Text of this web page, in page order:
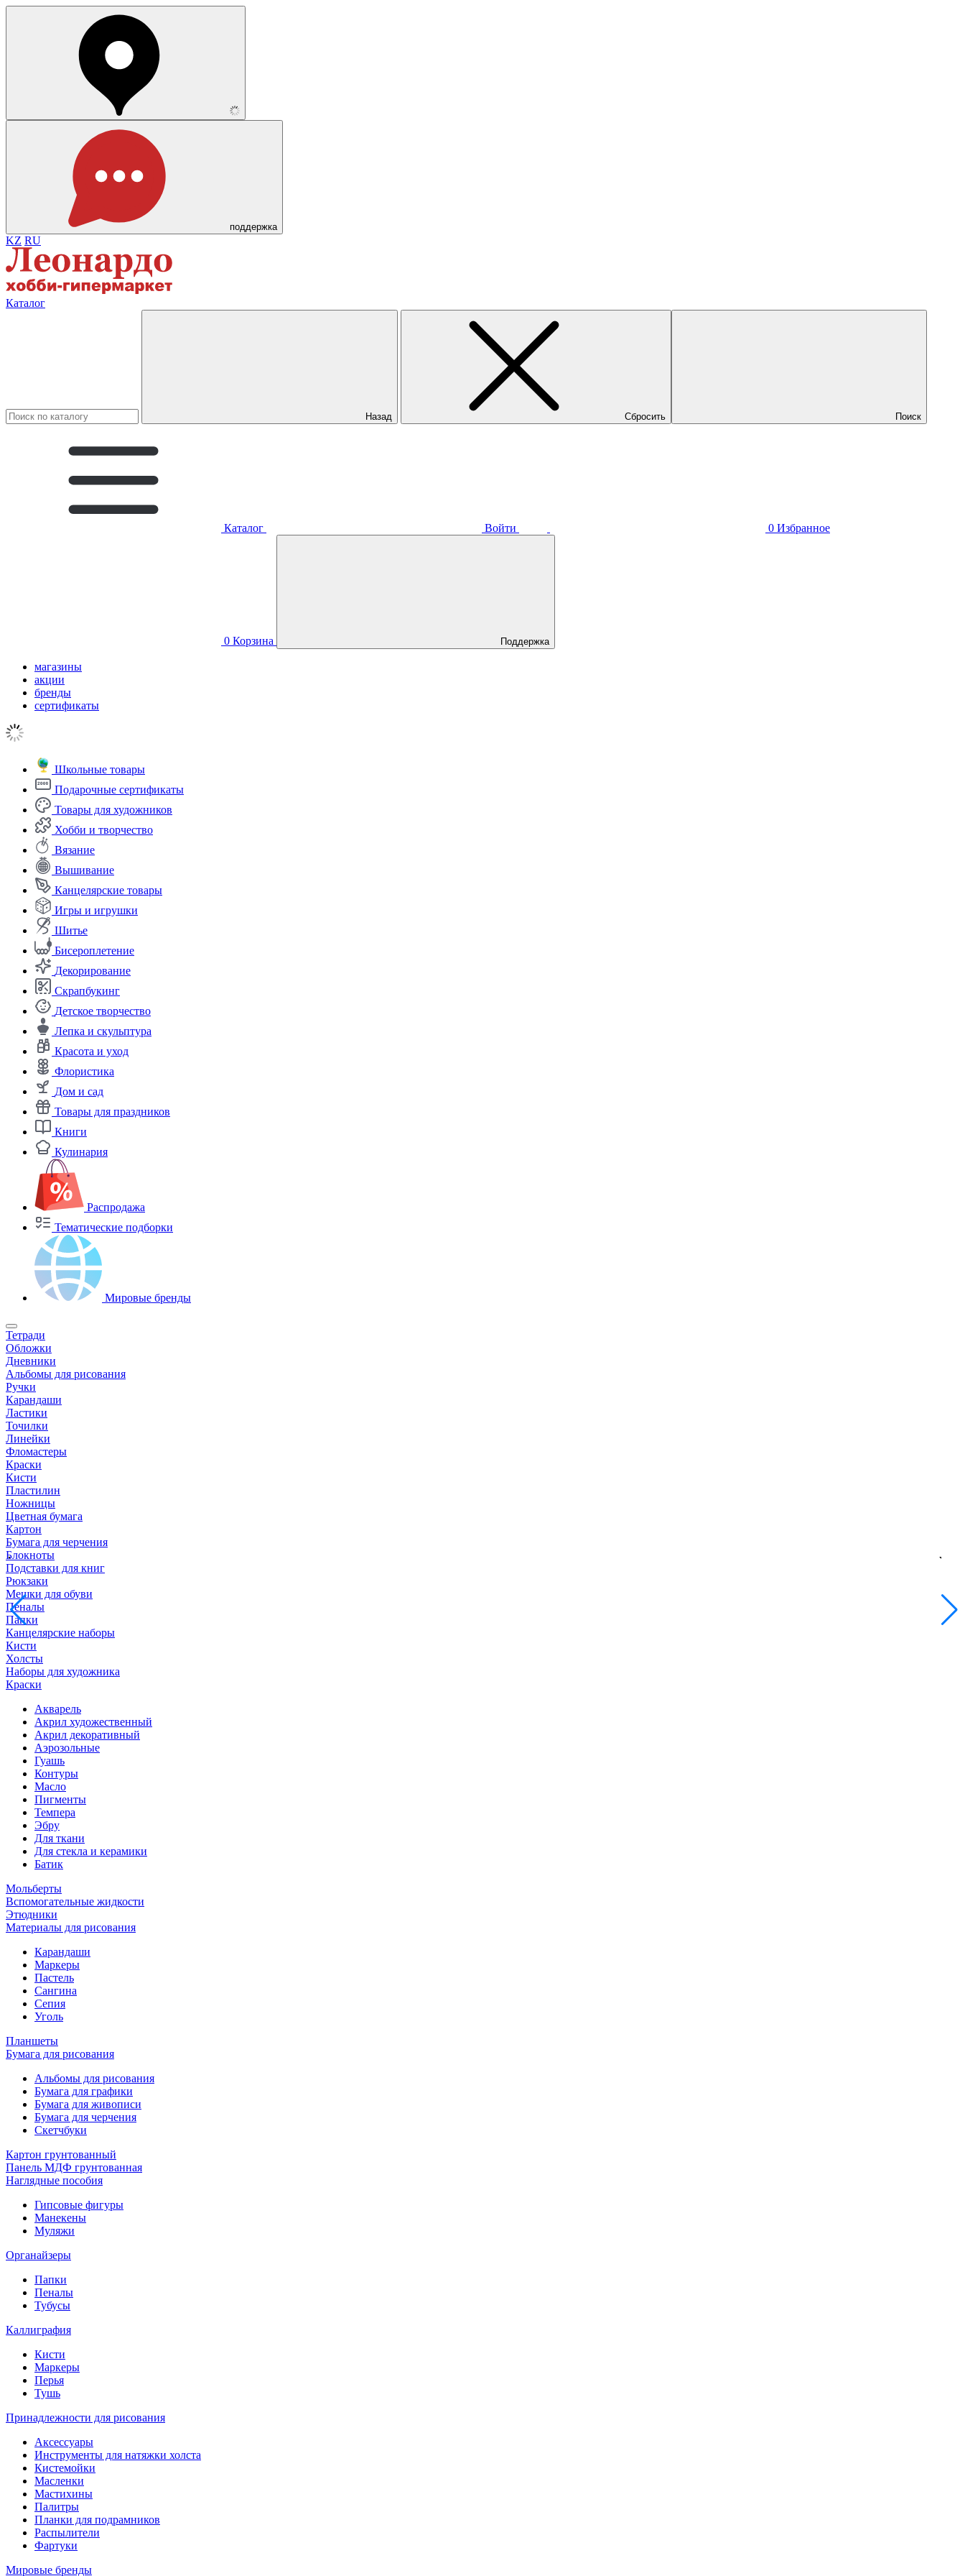
поддержка
KZ RU
Каталог
Назад Сбросить Поиск
Каталог Войти 0 Избранное
0 Корзина Поддержка
магазины
акции
бренды
сертификаты
Школьные товары
Подарочные сертификаты
Товары для художников
Хобби и творчество
Вязание
Вышивание
Канцелярские товары
Игры и игрушки
Шитье
Бисероплетение
Декорирование
Скрапбукинг
Детское творчество
Лепка и скульптура
Красота и уход
Флористика
Дом и сад
Товары для праздников
Книги
Кулинария
Распродажа
Тематические подборки
Мировые бренды
Тетради
Обложки
Дневники
Альбомы для рисования
Ручки
Карандаши
Ластики
Точилки
Линейки
Фломастеры
Краски
Кисти
Пластилин
Ножницы
Цветная бумага
Картон
Бумага для черчения
Блокноты
Подставки для книг
Рюкзаки
Мешки для обуви
Пеналы
Папки
Канцелярские наборы
Кисти
Холсты
Наборы для художника
Краски
Акварель
Акрил художественный
Акрил декоративный
Аэрозольные
Гуашь
Контуры
Масло
Пигменты
Темпера
Эбру
Для ткани
Для стекла и керамики
Батик
Мольберты
Вспомогательные жидкости
Этюдники
Материалы для рисования
Карандаши
Маркеры
Пастель
Сангина
Сепия
Уголь
Планшеты
Бумага для рисования
Альбомы для рисования
Бумага для графики
Бумага для живописи
Бумага для черчения
Скетчбуки
Картон грунтованный
Панель МДФ грунтованная
Наглядные пособия
Гипсовые фигуры
Манекены
Муляжи
Органайзеры
Папки
Пеналы
Тубусы
Каллиграфия
Кисти
Маркеры
Перья
Тушь
Принадлежности для рисования
Аксессуары
Инструменты для натяжки холста
Кистемойки
Масленки
Мастихины
Палитры
Планки для подрамников
Распылители
Фартуки
Мировые бренды